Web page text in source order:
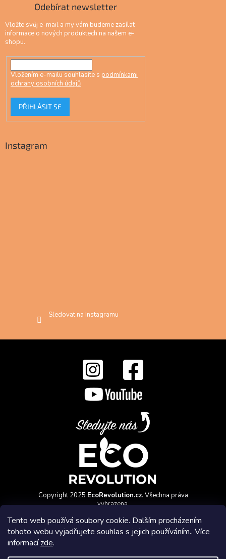
Tento web používá soubory cookie. Dalším procházením
tohoto webu vyjadřujete souhlas s jejich používáním.. Více
informacízde.
Odebírat newsletter
Vložte svůj e-mail a my vám budeme zasílat
informace o nových produktech na našem e-
shopu.
Vložením e-mailu souhlasíte s podmínkami
ochrany osobních údajů
PŘIHLÁSIT SE
Instagram
Sledovat na Instagramu
Copyright 2025 EcoRevolution.cz. Všechna práva
vyhrazena.